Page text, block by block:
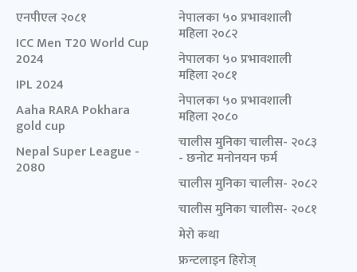
एनपीएल २०८१
ICC Men T20 World Cup
2024
IPL 2024
Aaha RARA Pokhara
gold cup
Nepal Super League -
2080
नेपालका ५० प्रभावशाली
महिला २०८२
नेपालका ५० प्रभावशाली
महिला २०८१
नेपालका ५० प्रभावशाली
महिला २०८०
चालीस मुनिका चालीस- २०८३
- छनोट मनोनयन फर्म
चालीस मुनिका चालीस- २०८२
चालीस मुनिका चालीस- २०८१
मेरो कथा
फ्रन्टलाइन हिरोज्